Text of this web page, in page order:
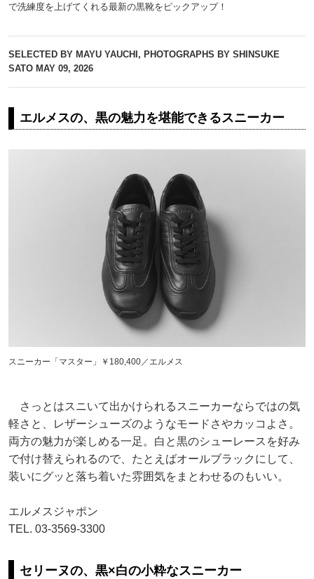
で洗練度を上げてくれる最新の黒靴をピックアップ！
SELECTED BY MAYU YAUCHI, PHOTOGRAPHS BY SHINSUKE
SATO MAY 09, 2026
エルメスの、黒の魅力を堪能できるスニーカー
スニーカー「マスター」￥180,400／エルメス
さっとはスニいて出かけられるスニーカーならではの気
軽さと、レザーシューズのようなモードさやカッコよさ。
両方の魅力が楽しめる一足。白と黒のシューレースを好み
で付け替えられるので、たとえばオールブラックにして、
装いにグッと落ち着いた雰囲気をまとわせるのもいい。
エルメスジャポン
TEL. 03-3569-3300
セリーヌの、黒×白の小粋なスニーカー